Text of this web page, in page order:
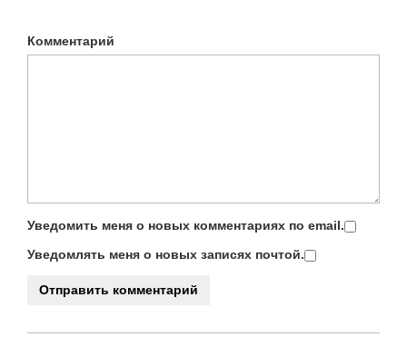
Комментарий
Уведомить меня о новых комментариях по email.
Уведомлять меня о новых записях почтой.